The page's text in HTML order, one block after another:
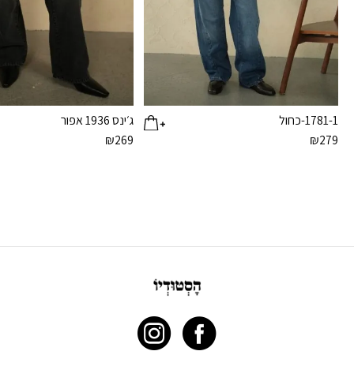
1781-1-כחול
₪279
ג׳ינס 1936 אפור
₪269